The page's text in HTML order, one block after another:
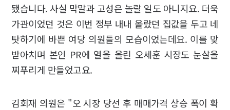
됐습니다. 사실 막말과 고성은 놀랄 일도 아니지요. 더욱
가관이었던 것은 이번 정부 내내 올랐던 집값을 두고 네
탓하기에 바쁜 여당 의원들의 모습이었는데요. 이를 맞
받아치며 본인 PR에 열을 올린 오세훈 시장도 눈살을
찌푸리게 만들었고요.
김회재 의원은 "오 시장 당선 후 매매가격 상승 폭이 확